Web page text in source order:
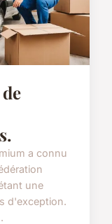
a connu
une
d'exception.